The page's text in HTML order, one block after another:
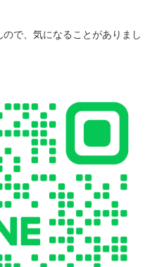
で、気になることがありまし